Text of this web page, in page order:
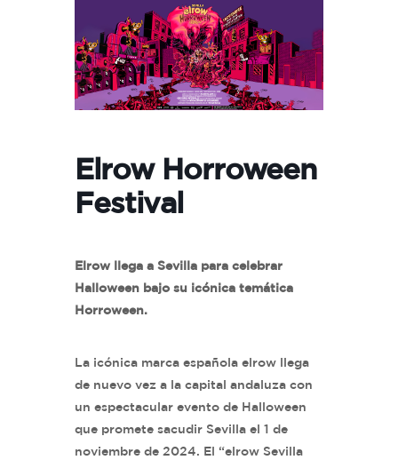
Elrow Horroween
Festival
Elrow llega a Sevilla para celebrar
Halloween bajo su icónica temática
Horroween.
La icónica marca española elrow llega
de nuevo vez a la capital andaluza con
un espectacular evento de Halloween
que promete sacudir Sevilla el 1 de
noviembre de 2024. El “elrow Sevilla